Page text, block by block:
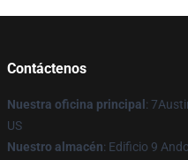
Contáctenos
Nuestra oficina principal :
US
Nuestro almacén: Edificio 9